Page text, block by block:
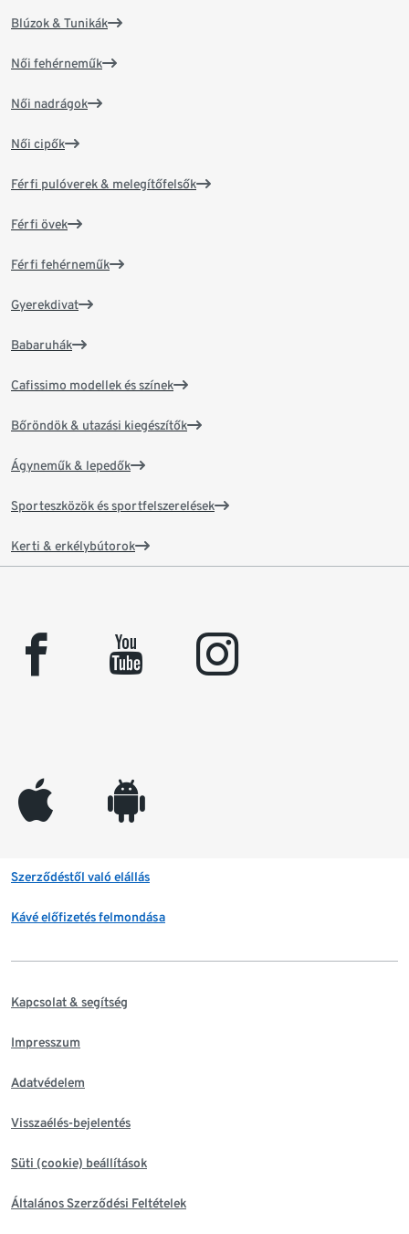
Blúzok & Tunikák
Női fehérneműk
Női nadrágok
Női cipők
Férfi pulóverek & melegítőfelsők
Férfi övek
Férfi fehérneműk
Gyerekdivat
Babaruhák
Cafissimo modellek és színek
Bőröndök & utazási kiegészítők
Ágyneműk & lepedők
Sporteszközök és sportfelszerelések
Kerti & erkélybútorok
facebook youtube instagram
appleinc android
Szerződéstől való elállás
Kávé előfizetés felmondása
Kapcsolat & segítség
Impresszum
Adatvédelem
Visszaélés-bejelentés
Süti (cookie) beállítások
Általános Szerződési Feltételek